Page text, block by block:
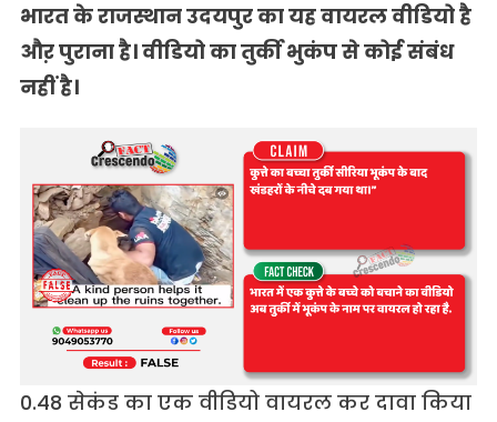
भारत के राजस्थान उदयपुर का यह वायरल वीडियो है
औऱ पुराना है। वीडियो का तुर्की भुकंप से कोई संबंध
नहीं है।
0.48 सेकंड का एक वीडियो वायरल कर दावा किया